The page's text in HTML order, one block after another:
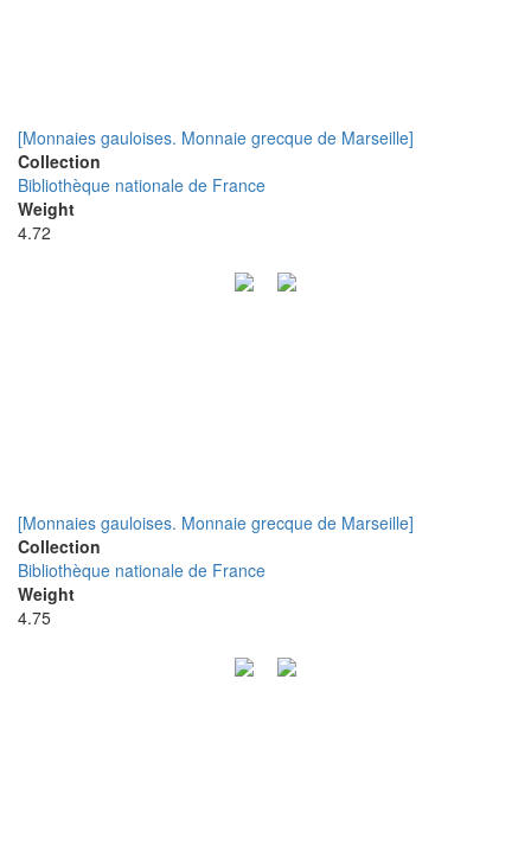
[Monnaies gauloises. Monnaie grecque de Marseille]
Collection
Bibliothèque nationale de France
Weight
4.72
[Monnaies gauloises. Monnaie grecque de Marseille]
Collection
Bibliothèque nationale de France
Weight
4.75